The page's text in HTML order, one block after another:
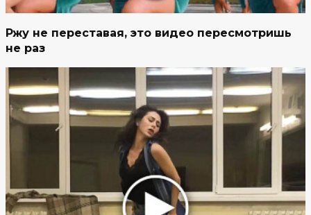
Ржу не переставая, это видео пересмотришь
не раз